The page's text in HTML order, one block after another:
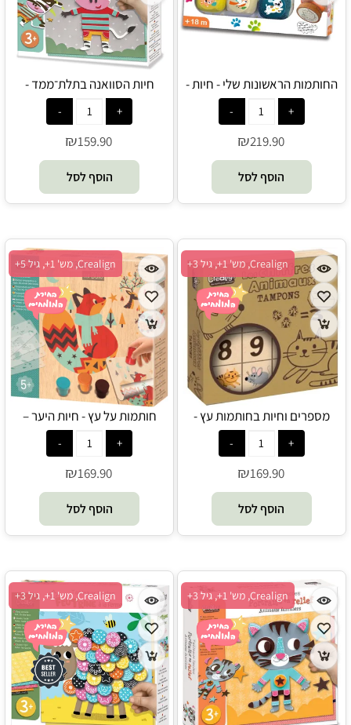
החותמות הראשונות שלי - חיות -
Crealign
₪219.90
הוסף לסל
חיות הסוואנה בתלת־ממד -
Crealign
₪159.90
הוסף לסל
Crealign, מש' 1+, גיל 3+
מספרים וחיות בחותמות עץ -
Crealign
₪169.90
הוסף לסל
Crealign, מש' 1+, גיל 5+
חותמות על עץ - חיות היער –
Crealign
₪169.90
הוסף לסל
Crealign, מש' 1+, גיל 3+ Crealign, מש' 1+, גיל 3+